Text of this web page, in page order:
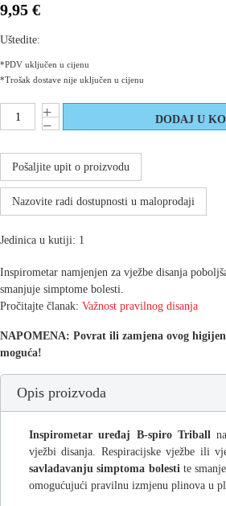
9,95 €
Uštedite:
*PDV uključen u cijenu
*Trošak dostave nije uključen u cijenu
Pošaljite upit o proizvodu
Nazovite radi dostupnosti u maloprodaji
Jedinica u kutiji: 1
Inspirometar namjenjen za vježbe disanja
smanjuje simptome bolesti.
Pročitajte članak: Važnost pravilnog disanja
NAPOMENA: Povrat ili zamjena ovog
moguća!
Opis proizvoda
Inspirometar uređaj B-spiro Triball
vježbi disanja. Respiracijske vježbe ili
savladavanju simptoma bolesti te
omogućujući pravilnu izmjenu plinova u